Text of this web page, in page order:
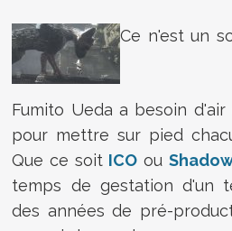
Ce n'est un
Fumito Ueda a besoin
pour mettre sur pied
Que ce soit ICO ou
temps de gestation d'un
des années de pré-